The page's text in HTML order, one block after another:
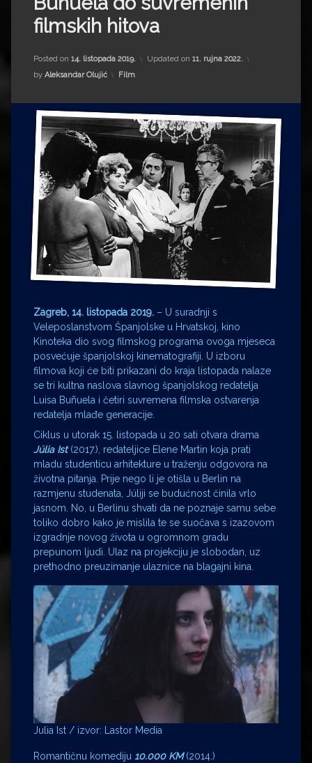
Impressum
Milenko Strižak
Drugi autori
Drugi autori
Matea Andrić
Ljiljana Lekanić-Kljaić
Željko Krznarić
Mario Lovreković
Miroslav Šantek
filmskih hitova
Posted on 14. listopada 2019. Updated on 11. rujna 2022.
by Aleksandar Olujić Kategorije:
Film
Zagreb, 14. listopada 2019. – U suradnji s
Veleposlanstvom Španjolske u Hrvatskoj, kino
Kinoteka dio svog filmskog programa ovoga mjeseca
posvećuje španjolskoj kinematografiji. U izboru
filmova koji će biti prikazani do kraja listopada nalaze
se tri kultna naslova slavnog španjolskog redatelja
Luisa Buñuela i četiri suvremena filmska ostvarenja
redatelja mlađe generacije.
Ciklus u utorak 15. listopada u 20 sati otvara drama
Júlia Ist (2017.), redateljice Elene Martin koja prati
mladu studenticu arhitekture u traženju odgovora na
životna pitanja. Prije nego li je otišla u Berlin na
razmjenu studenata, Júliji se budućnost činila vrlo
jasnom. No, u Berlinu shvati da ne poznaje samu sebe
toliko dobro kako je mislila te se suočava s izazovom
izgradnje novog života u ogromnom gradu
prepunom ljudi. Ulaz na projekciju je slobodan, uz
prethodno preuzimanje ulaznice na blagajni kina.
Julia Ist / izvor: Lastor Media
Romantičnu komediju 10.000 KM(2014.)